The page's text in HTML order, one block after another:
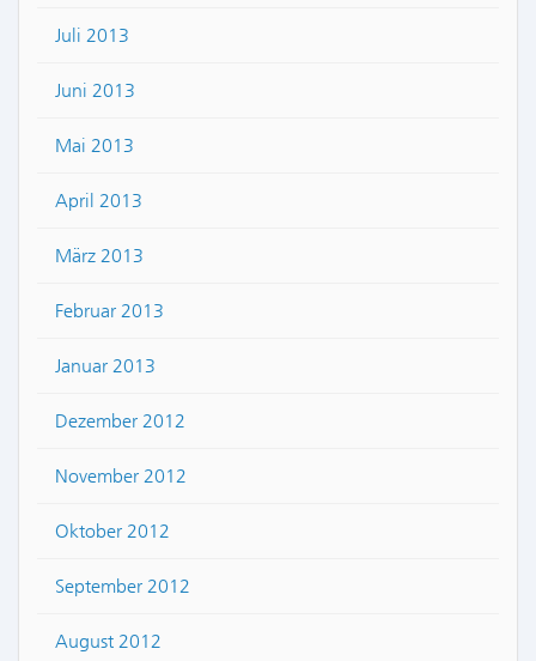
Juli 2013
Juni 2013
Mai 2013
April 2013
März 2013
Februar 2013
Januar 2013
Dezember 2012
November 2012
Oktober 2012
September 2012
August 2012